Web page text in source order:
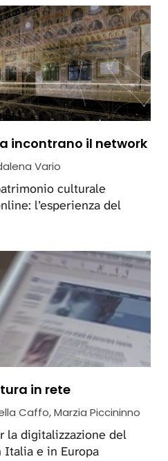
incontrano il network
Vario
culturale
l’esperienza del
in rete
Caffo, Marzia Piccininno
la digitalizzazione del
e in Europa